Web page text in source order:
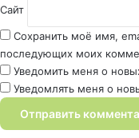
Сайт
Сохранить моё имя,
последующих моих
Уведомить меня о
Уведомлять меня о